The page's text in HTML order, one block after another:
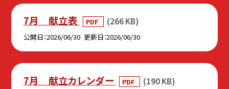
7月 献立表 PDF (266 KB)
公開日 2026/06/30 更新日 2026/06/30
7月 献立カレンダー PDF (190 KB)